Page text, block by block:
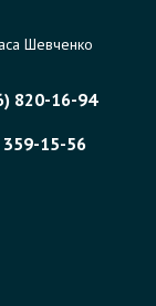
Шевченко
820-16-94
359-15-56